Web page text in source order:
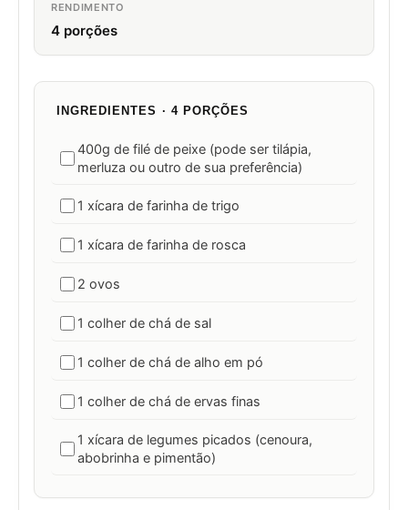
RENDIMENTO
4 porções
INGREDIENTES · 4 PORÇÕES
400g de filé de peixe (pode ser tilápia,
merluza ou outro de sua preferência)
1 xícara de farinha de trigo
1 xícara de farinha de rosca
2 ovos
1 colher de chá de sal
1 colher de chá de alho em pó
1 colher de chá de ervas finas
1 xícara de legumes picados (cenoura,
abobrinha e pimentão)